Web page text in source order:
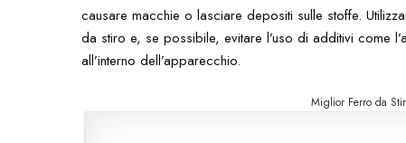
causare macchie o lasciare depositi sulle stoffe.
da stiro e, se possibile, evitare l’uso di additivi come
all’interno dell’apparecchio.
Miglior Ferro da